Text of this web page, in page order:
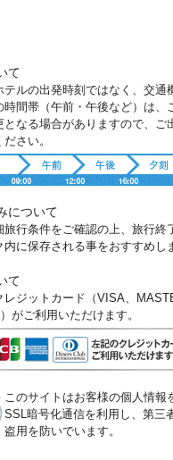
て
テルの出発時刻ではなく、交通
時間帯（午前・午後など）は、
なる場合がありますので、ご
さい。
について
行条件をご確認の上、旅行終
に保存される事をおすすめし
て
レジットカード（VISA、
がご利用いただけます。
このサイトはお客様の個人情報
SSL暗号化通信を利用し、第三
盗用を防いでいます。